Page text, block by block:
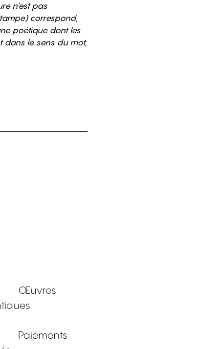
n’est pas
correspond,
poétique dont les
dans le sens du mot,
Œuvres
Paiements